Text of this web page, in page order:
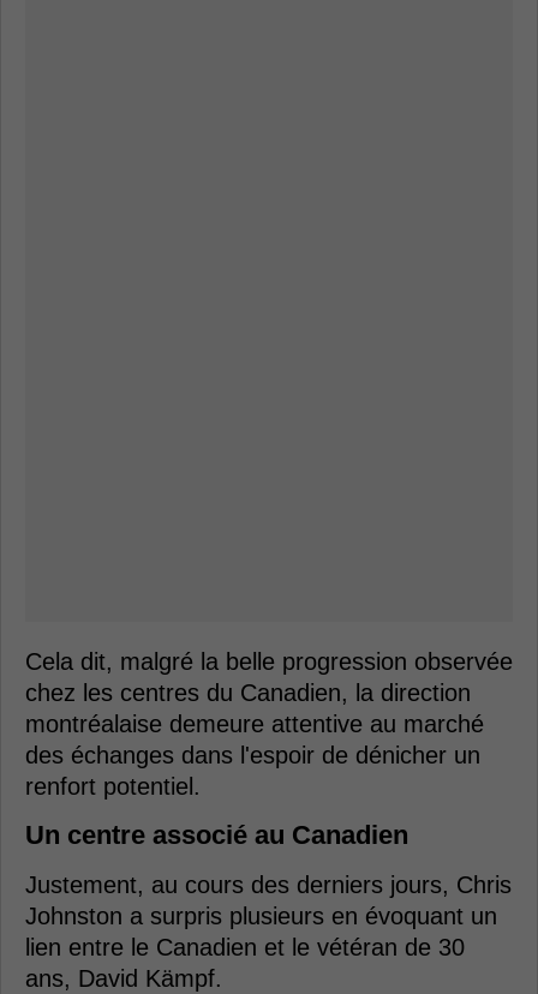
Cela dit, malgré la belle progression observée
chez les centres du Canadien, la direction
montréalaise demeure attentive au marché
des échanges dans l'espoir de dénicher un
renfort potentiel.
Un centre associé au Canadien
Justement, au cours des derniers jours, Chris
Johnston a surpris plusieurs en évoquant un
lien entre le Canadien et le vétéran de 30
ans, David Kämpf.